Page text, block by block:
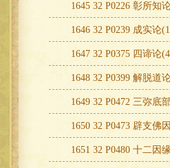
1645 32 P0226 彰所知
1646 32 P0239 成实论
1647 32 P0375 四谛论
1648 32 P0399 解脱道
1649 32 P0472 三弥底
1650 32 P0473 辟支佛
1651 32 P0480 十二因